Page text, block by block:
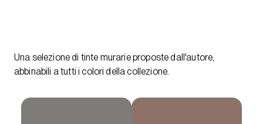
Una selezione di tinte murarie proposte dall'autore,
abbinabili a tutti i colori della collezione.